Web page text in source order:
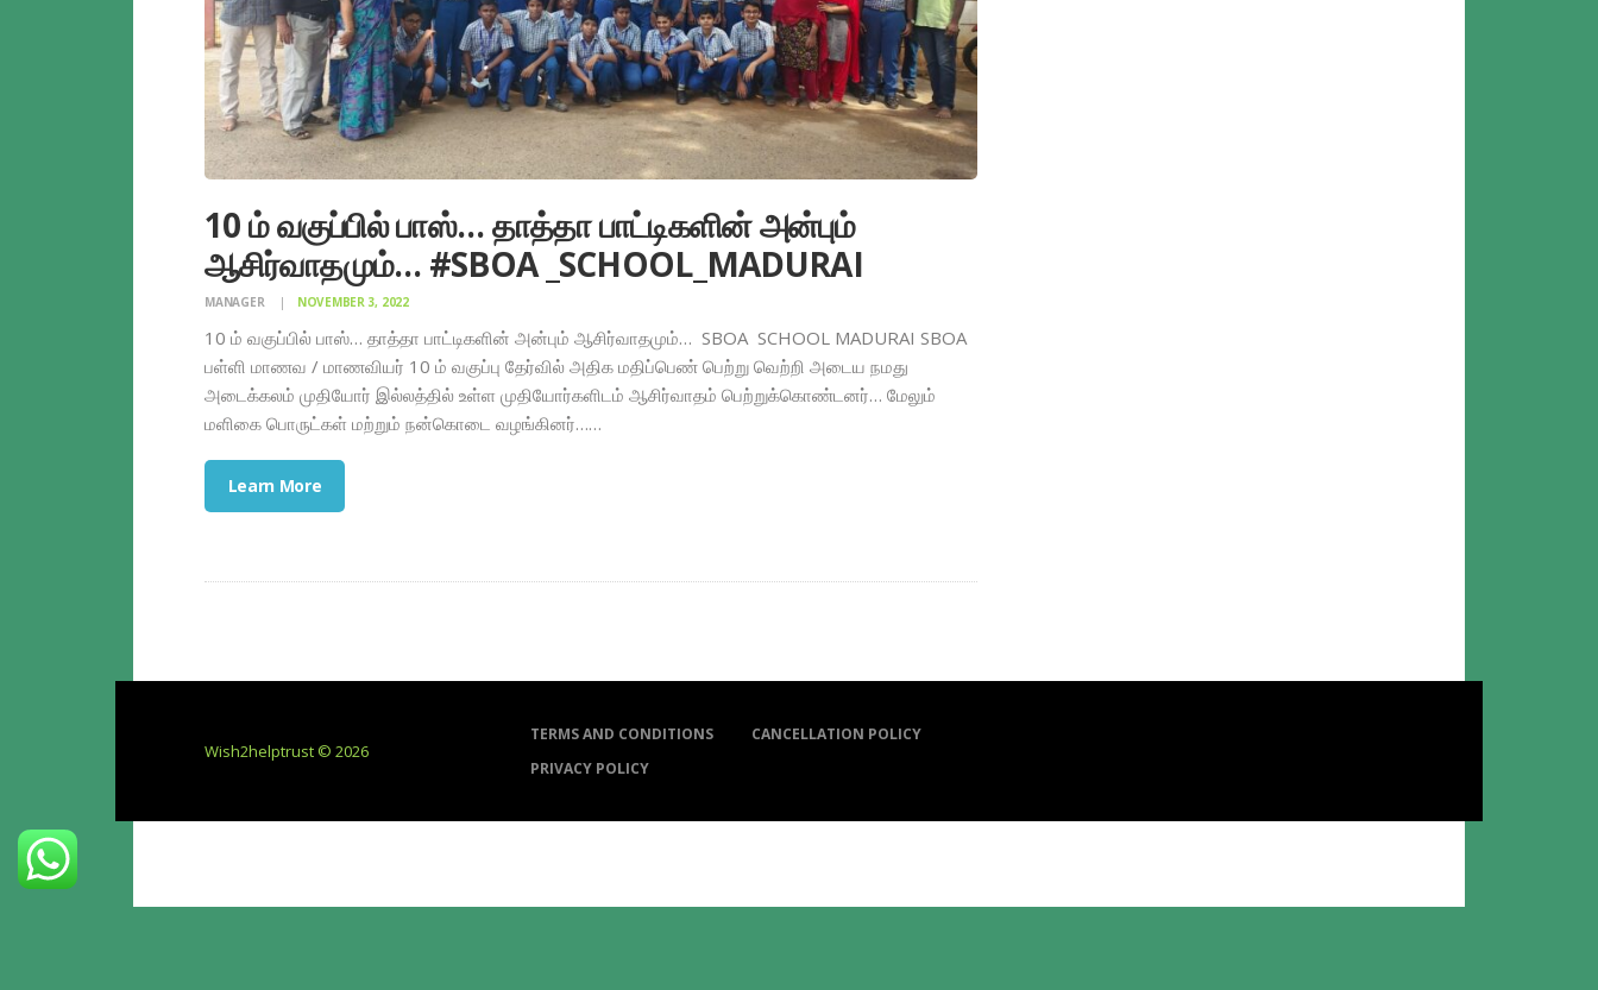
10 ம் வகுப்பில் பாஸ்… தாத்தா பாட்டிகளின் அன்பும்
ஆசிர்வாதமும்… #SBOA _SCHOOL_MADURAI
MANAGER NOVEMBER 3, 2022
10 ம் வகுப்பில் பாஸ்… தாத்தா பாட்டிகளின் அன்பும் ஆசிர்வாதமும்… SBOA SCHOOL MADURAI SBOA
பள்ளி மாணவ / மாணவியர் 10 ம் வகுப்பு தேர்வில் அதிக மதிப்பெண் பெற்று வெற்றி அடைய நமது
அடைக்கலம் முதியோர் இல்லத்தில் உள்ள முதியோர்களிடம் ஆசிர்வாதம் பெற்றுக்கொண்டனர்… மேலும்
மளிகை பொருட்கள் மற்றும் நன்கொடை வழங்கினர்……
Learn More
Wish2helptrust © 2026
TERMS AND CONDITIONS
CANCELLATION POLICY
PRIVACY POLICY